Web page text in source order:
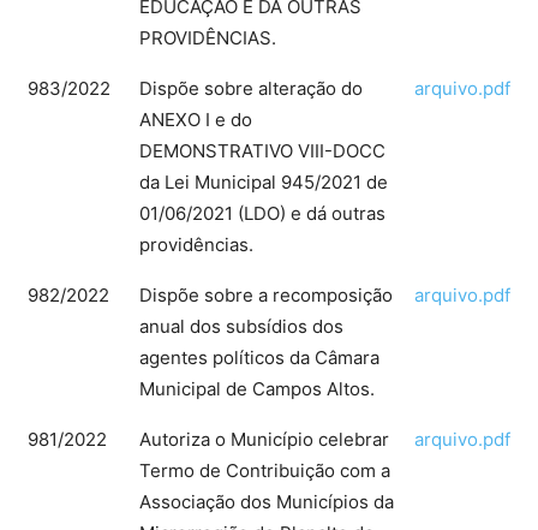
EDUCAÇÃO E DA OUTRAS
PROVIDÊNCIAS.
983/2022
Dispõe sobre alteração do
ANEXO I e do
DEMONSTRATIVO VIII-DOCC
da Lei Municipal 945/2021 de
01/06/2021 (LDO) e dá outras
providências.
arquivo.pdf
982/2022
Dispõe sobre a recomposição
anual dos subsídios dos
agentes políticos da Câmara
Municipal de Campos Altos.
arquivo.pdf
981/2022
Autoriza o Município celebrar
Termo de Contribuição com a
Associação dos Municípios da
arquivo.pdf